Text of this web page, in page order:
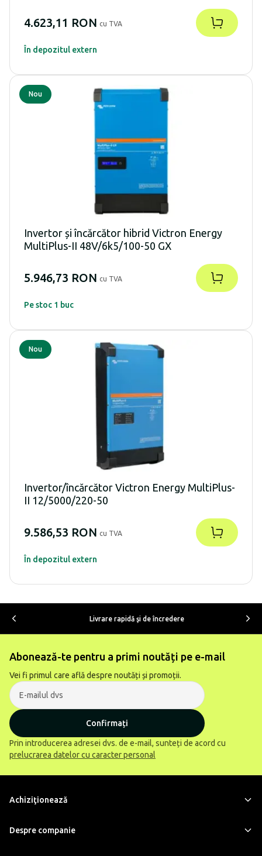
4.623,11 RON cu TVA
În depozitul extern
Nou
Invertor și încărcător hibrid Victron Energy
MultiPlus-II 48V/6k5/100-50 GX
5.946,73 RON cu TVA
Pe stoc 1 buc
Nou
Invertor/încărcător Victron Energy MultiPlus-
II 12/5000/220-50
9.586,53 RON cu TVA
În depozitul extern
Livrare rapidă şi de încredere
Abonează-te pentru a primi noutăți pe e-mail
Vei fi primul care află despre noutăți și promoții.
Confirmați
Prin introducerea adresei dvs. de e-mail, sunteți de acord cu
prelucrarea datelor cu caracter personal
Achiziţionează
Despre companie